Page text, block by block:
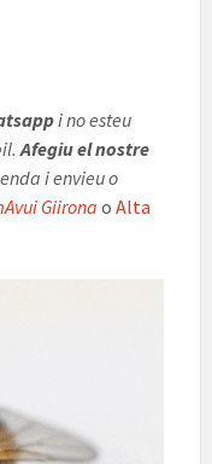
i no esteu
Afegiu el nostre
i envieu o
Giironao Alta